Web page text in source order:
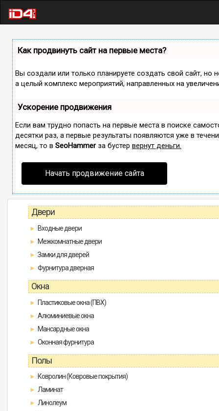
Как продвинуть сайт на первые места?
Вы создали или только планируете создать свой сайт, но
а целый комплекс мероприятий, направленных на
Ускорение продвижения
Если вам трудно попасть на первые места в поиске
десятки раз, а первые результаты появляются уже в
месяц, то в SeoHammerза бустер вернут деньги.
Начать продвижение сайта
Двери
Входные двери
Межкомнатные двери
Замки для дверей
Фурнитура дверная
Окна
Пластиковые окна (ПВХ)
Алюминиевые окна
Мансардные окна
Оконная фурнитура
Полы
Ковролин (Ковровые покрытия)
Ламинат
Линолеум